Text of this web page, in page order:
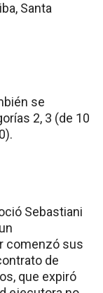
Santa
se
2, 3 (de 10
Sebastiani
comenzó sus
de
que expiró